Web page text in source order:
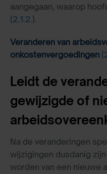
aangegaan, waarop
(2.1.2.).
Veranderen van
onkostenvergoedingen
Leidt de
gewijzigde of
Na de veranderingen
wijzigingen dusdanig
worden van een nieuwe